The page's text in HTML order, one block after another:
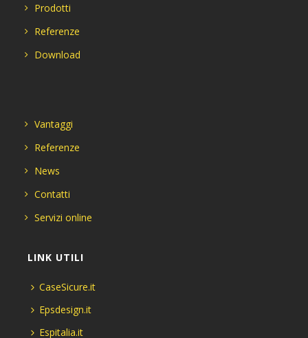
Prodotti
Referenze
Download
Vantaggi
Referenze
News
Contatti
Servizi online
LINK UTILI
CaseSicure.it
Epsdesign.it
Espitalia.it